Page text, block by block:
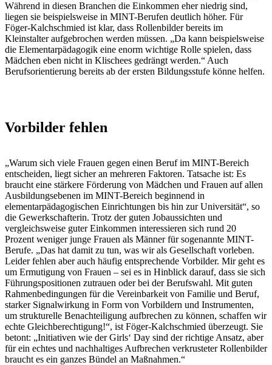
Während in diesen Branchen die Einkommen eher niedrig sind,
liegen sie beispielsweise in MINT-Berufen deutlich höher. Für
Föger-Kalchschmied ist klar, dass Rollenbilder bereits im
Kleinstalter aufgebrochen werden müssen. „Da kann beispielsweise
die Elementarpädagogik eine enorm wichtige Rolle spielen, dass
Mädchen eben nicht in Klischees gedrängt werden.“ Auch
Berufsorientierung bereits ab der ersten Bildungsstufe könne helfen.
Vorbilder fehlen
„Warum sich viele Frauen gegen einen Beruf im MINT-Bereich
entscheiden, liegt sicher an mehreren Faktoren. Tatsache ist: Es
braucht eine stärkere Förderung von Mädchen und Frauen auf allen
Ausbildungsebenen im MINT-Bereich beginnend in
elementarpädagogischen Einrichtungen bis hin zur Universität“, so
die Gewerkschafterin. Trotz der guten Jobaussichten und
vergleichsweise guter Einkommen interessieren sich rund 20
Prozent weniger junge Frauen als Männer für sogenannte MINT-
Berufe. „Das hat damit zu tun, was wir als Gesellschaft vorleben.
Leider fehlen aber auch häufig entsprechende Vorbilder. Mir geht es
um Ermutigung von Frauen – sei es in Hinblick darauf, dass sie sich
Führungspositionen zutrauen oder bei der Berufswahl. Mit guten
Rahmenbedingungen für die Vereinbarkeit von Familie und Beruf,
starker Signalwirkung in Form von Vorbildern und Instrumenten,
um strukturelle Benachteiligung aufbrechen zu können, schaffen wir
echte Gleichberechtigung!“, ist Föger-Kalchschmied überzeugt. Sie
betont: „Initiativen wie der Girls‘ Day sind der richtige Ansatz, aber
für ein echtes und nachhaltiges Aufbrechen verkrusteter Rollenbilder
braucht es ein ganzes Bündel an Maßnahmen.“